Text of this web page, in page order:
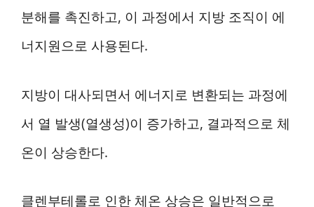
분해를 촉진하고, 이 과정에서 지방 조직이 에
너지원으로 사용된다.
지방이 대사되면서 에너지로 변환되는 과정에
서 열 발생(열생성)이 증가하고, 결과적으로 체
온이 상승한다.
클렌부테롤로 인한 체온 상승은 일반적으로